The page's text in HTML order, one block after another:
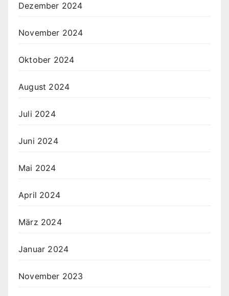
Dezember 2024
November 2024
Oktober 2024
August 2024
Juli 2024
Juni 2024
Mai 2024
April 2024
März 2024
Januar 2024
November 2023